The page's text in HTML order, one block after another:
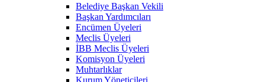
Belediye Başkan Vekili
Başkan Yardımcıları
Encümen Üyeleri
Meclis Üyeleri
İBB Meclis Üyeleri
Komisyon Üyeleri
Muhtarlıklar
Kurum Yöneticileri